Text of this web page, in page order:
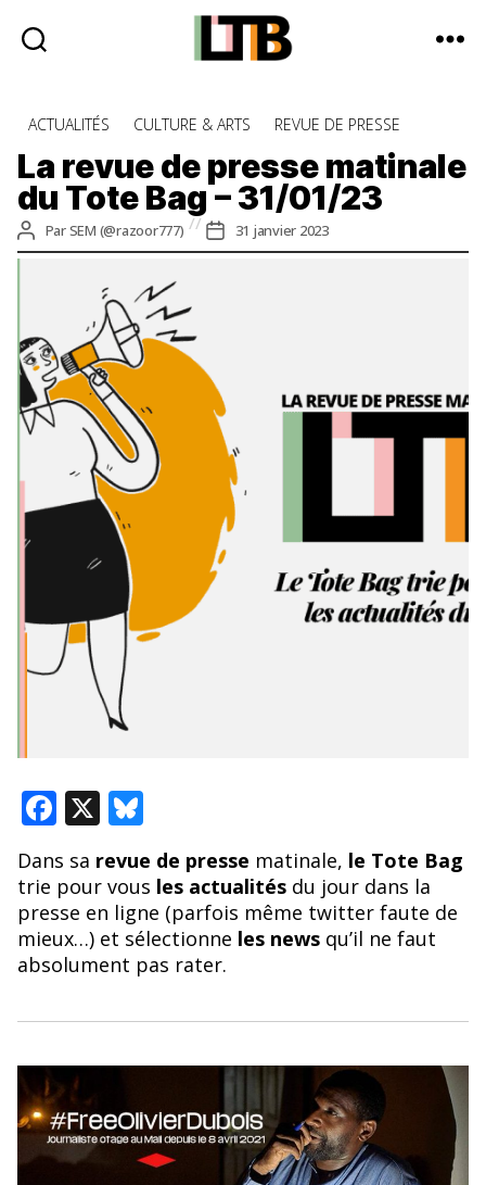
Bag
-
Média
d'information
quotidienne
Catégories
ACTUALITÉS CULTURE & ARTS REVUE DE PRESSE
La revue de presse matinale
du Tote Bag – 31/01/23
Auteur
de
ParSEM (@razoor777)
Date
de
31 janvier 2023
F
e
b
o
o
k
X Bl
u
e
sk
y
Dans sa revue de presse matinale, le Tote Bag
trie pour vous les actualitésdu jour dans la
presse en ligne (parfois même twitter faute de
mieux…) et sélectionne les newsqu’il ne faut
absolument pas rater.